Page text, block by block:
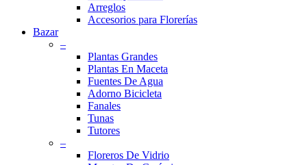
Arreglos
Accesorios para Florerías
Bazar
–
Plantas Grandes
Plantas En Maceta
Fuentes De Agua
Adorno Bicicleta
Fanales
Tunas
Tutores
–
Floreros De Vidrio